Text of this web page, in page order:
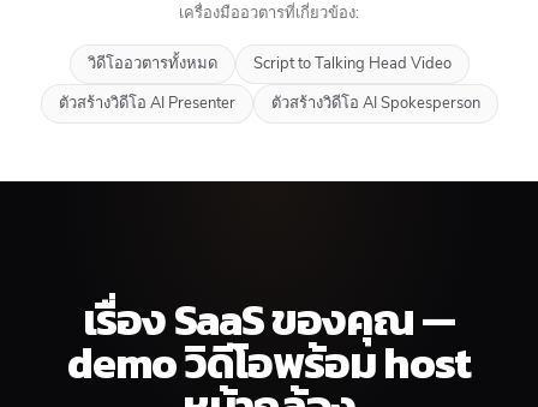
เครื่องมืออวตารที่เกี่ยวข้อง:
วิดีโออวตารทั้งหมด
Script to Talking Head Video
ตัวสร้างวิดีโอ AI Presenter
ตัวสร้างวิดีโอ AI Spokesperson
เรื่อง SaaS ของคุณ —
demo วิดีโอพร้อม host